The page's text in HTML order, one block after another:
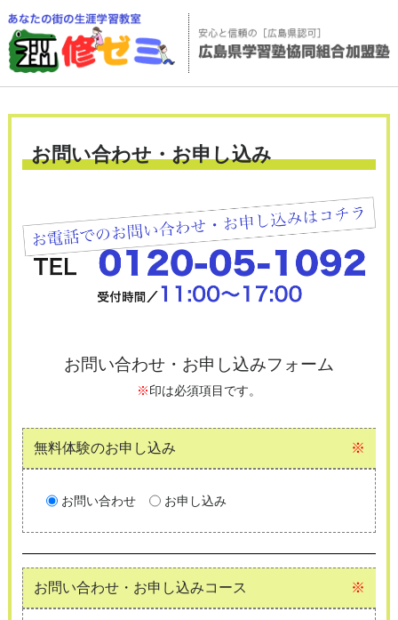
お問い合わせ・お申し込み
お問い合わせ・お申し込みフォーム
※印は必須項目です。
無料体験のお申し込み ※
お問い合わせ お申し込み
お問い合わせ・お申し込みコース ※